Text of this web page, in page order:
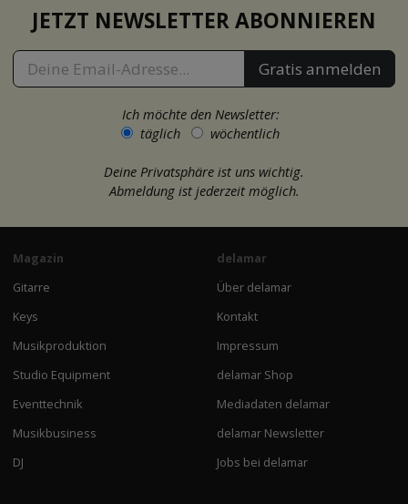
JETZT NEWSLETTER ABONNIEREN
Gratis anmelden
Ich möchte den Newsletter:
täglich
wöchentlich
Deine Privatsphäre ist uns wichtig.
Abmeldung ist jederzeit möglich.
Magazin
Gitarre
Keys
Musikproduktion
Studio Equipment
Eventtechnik
Musikbusiness
DJ
delamar
Über delamar
Kontakt
Impressum
delamar Shop
Mediadaten delamar
delamar Newsletter
Jobs bei delamar